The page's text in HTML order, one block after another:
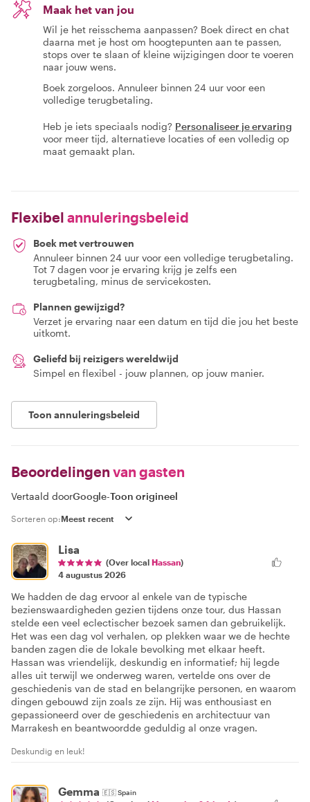
Maak het van jou
Wil je het reisschema aanpassen? Boek direct en chat
daarna met je host om hoogtepunten aan te passen,
stops over te slaan of kleine wijzigingen door te voeren
naar jouw wens.
Boek zorgeloos. Annuleer binnen 24 uur voor een
volledige terugbetaling.
Heb je iets speciaals nodig? Personaliseer je ervaring
voor meer tijd, alternatieve locaties of een volledig op
maat gemaakt plan.
Flexibel annuleringsbeleid
Boek met vertrouwen
Annuleer binnen 24 uur voor een volledige terugbetaling.
Tot 7 dagen voor je ervaring krijg je zelfs een
terugbetaling, minus de servicekosten.
Plannen gewijzigd?
Verzet je ervaring naar een datum en tijd die jou het beste
uitkomt.
Geliefd bij reizigers wereldwijd
Simpel en flexibel - jouw plannen, op jouw manier.
Toon annuleringsbeleid
Beoordelingen van gasten
Vertaald doorGoogle-Toon origineel
Sorteren op:
Lisa
(Over local Hassan)
4 augustus 2026
We hadden de dag ervoor al enkele van de typische
bezienswaardigheden gezien tijdens onze tour, dus Hassan
stelde een veel eclectischer bezoek samen dan gebruikelijk.
Het was een dag vol verhalen, op plekken waar we de hechte
banden zagen die de lokale bevolking met elkaar heeft.
Hassan was vriendelijk, deskundig en informatief; hij legde
alles uit terwijl we onderweg waren, vertelde ons over de
geschiedenis van de stad en belangrijke personen, en waarom
dingen gebouwd zijn zoals ze zijn. Hij was enthousiast en
gepassioneerd over de geschiedenis en architectuur van
Marrakesh en beantwoordde geduldig al onze vragen.
Deskundig en leuk!
Gemma 🇪🇸Spain